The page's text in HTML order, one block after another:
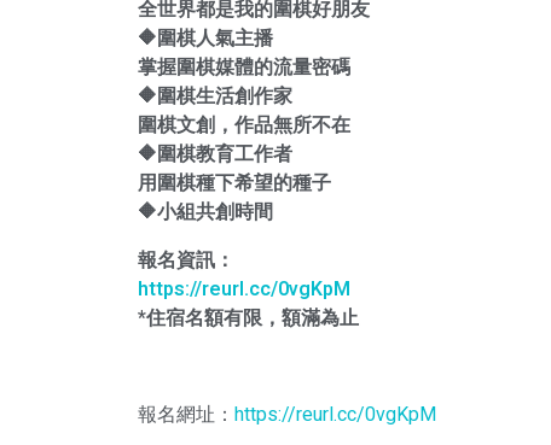
全世界都是我的圍棋好朋友
🔶圍棋人氣主播
掌握圍棋媒體的流量密碼
🔶圍棋生活創作家
圍棋文創，作品無所不在
🔶圍棋教育工作者
用圍棋種下希望的種子
🔶⼩組共創時間
報名資訊：
https://reurl.cc/0vgKpM
*住宿名額有限，額滿為止
報名網址： https://reurl.cc/0vgKpM